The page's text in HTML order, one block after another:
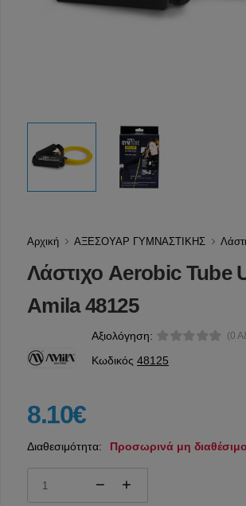
Αρχική ΑΞΕΣΟΥΑΡ ΓΥΜΝΑΣΤΙΚΗΣ
Λάστιχο Aerobic Tube
Amila 48125
Αξιολόγηση: (0
Κωδικός 48125
8.10€
Διαθεσιμότητα: Προσωρινά μη διαθέσιμο